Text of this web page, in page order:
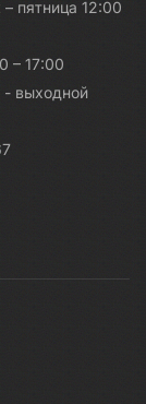
пятница 12:00
– 17:00
- выходной